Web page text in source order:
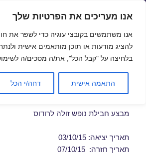
אנו מעריכים את הפרטיות שלך
אנו משתמשים בקובצי עוגיה כדי לשפר את
להציג מודעות או תוכן מותאמים אישית
בלחיצה על "קבל הכל", את/ה מסכים/ה לשימוש
התאמה אישית דחה/י הכל
דילים לרודוס ברגע
03/10/2015
מבצע חבילת נופש זולה לרודוס
תאריך יציאה: 03/10/15
תאריך חזרה: 07/10/15